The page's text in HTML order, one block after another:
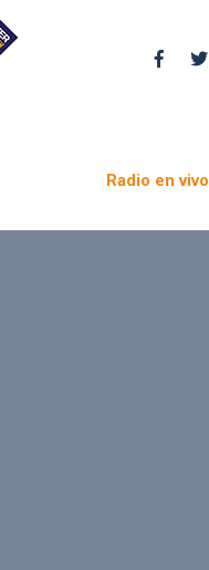
Radio en vivo